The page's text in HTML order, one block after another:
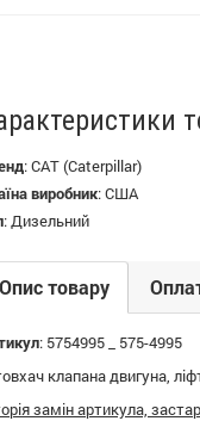
:CAT (Caterpillar)
виробник:США
:Дизельний
Опис товару
: 5754995 _ 575-4995
клапана двигуна,
замін артикула,